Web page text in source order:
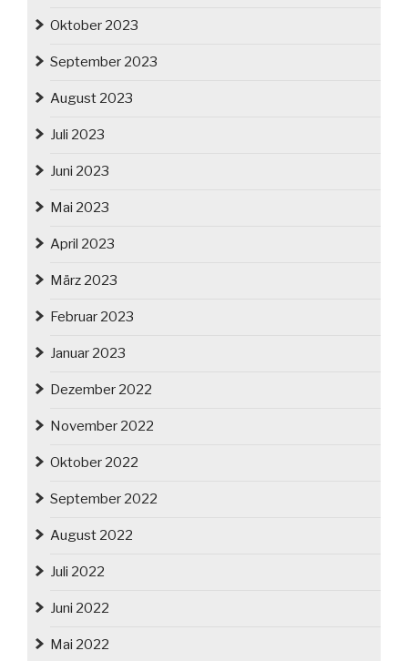
Oktober 2023
September 2023
August 2023
Juli 2023
Juni 2023
Mai 2023
April 2023
März 2023
Februar 2023
Januar 2023
Dezember 2022
November 2022
Oktober 2022
September 2022
August 2022
Juli 2022
Juni 2022
Mai 2022